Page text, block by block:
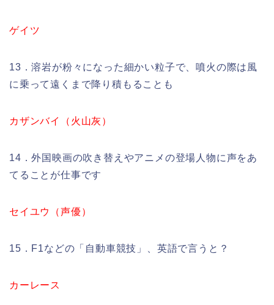
ゲイツ
13．溶岩が粉々になった細かい粒子で、噴火の際は風
に乗って遠くまで降り積もることも
カザンバイ（火山灰）
14．外国映画の吹き替えやアニメの登場人物に声をあ
てることが仕事です
セイユウ（声優）
15．F1などの「自動車競技」、英語で言うと？
カーレース